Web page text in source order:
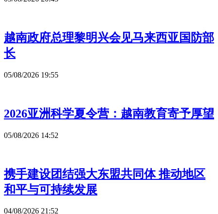
越南政府总理黎明兴会见马来西亚国防部
长
05/08/2026 19:55
2026亚洲科学夏令营：越南教育寄予厚望
05/08/2026 14:52
携手建设团结强大东盟共同体 推动地区
和平与可持续发展
04/08/2026 21:52